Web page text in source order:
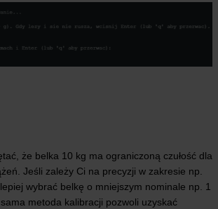
że belka 10 kg ma ograniczoną czułość dla
Jeśli zależy Ci na precyzji w zakresie np.
wybrać belkę o mniejszym nominale np. 1
metoda kalibracji pozwoli uzyskać